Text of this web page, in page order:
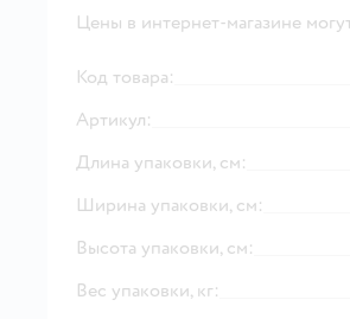
Цены в интернет-магазине
Код товара:
Артикул:
Длина упаковки, см:
Ширина упаковки, см:
Высота упаковки, см:
Вес упаковки, кг: